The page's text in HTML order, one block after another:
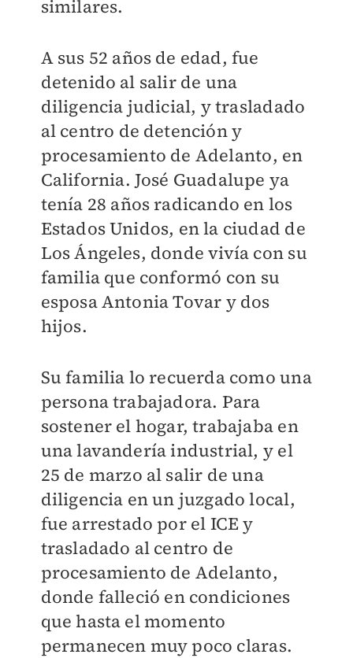
similares.
A sus 52 años de edad, fue
detenido al salir de una
diligencia judicial, y trasladado
al centro de detención y
procesamiento de Adelanto, en
California. José Guadalupe ya
tenía 28 años radicando en los
Estados Unidos, en la ciudad de
Los Ángeles, donde vivía con su
familia que conformó con su
esposa Antonia Tovar y dos
hijos.
Su familia lo recuerda como una
persona trabajadora. Para
sostener el hogar, trabajaba en
una lavandería industrial, y el
25 de marzo al salir de una
diligencia en un juzgado local,
fue arrestado por el ICE y
trasladado al centro de
procesamiento de Adelanto,
donde falleció en condiciones
que hasta el momento
permanecen muy poco claras.